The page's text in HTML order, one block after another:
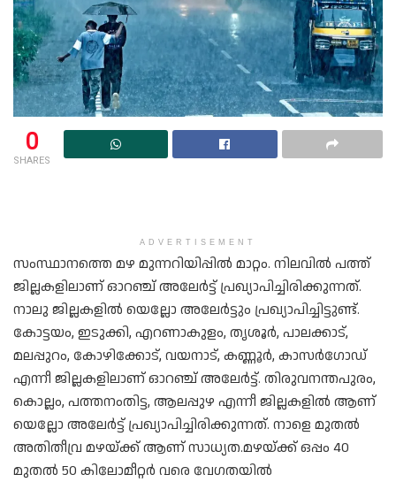
0
SHARES
ADVERTISEMENT
സംസ്ഥാനത്തെ മഴ മുന്നറിയിപ്പിൽ മാറ്റം. നിലവിൽ പത്ത്
ജില്ലകളിലാണ് ഓറഞ്ച് അലേർട്ട് പ്രഖ്യാപിച്ചിരിക്കുന്നത്.
നാലു ജില്ലകളിൽ യെല്ലോ അലേർട്ടും പ്രഖ്യാപിച്ചിട്ടുണ്ട്.
കോട്ടയം, ഇടുക്കി, എറണാകുളം, തൃശൂർ, പാലക്കാട്,
മലപ്പുറം, കോഴിക്കോട്, വയനാട്, കണ്ണൂർ, കാസർ​ഗോഡ്
എന്നീ ജില്ലകളിലാണ് ഓറഞ്ച് അലേർട്ട്. തിരുവനന്തപുരം,
കൊല്ലം, പത്തനംതിട്ട, ആലപ്പുഴ എന്നീ ജില്ലകളിൽ ആണ്
യെല്ലോ അലേർട്ട് പ്രഖ്യാപിച്ചിരിക്കുന്നത്. നാളെ മുതൽ
അതിതീവ്ര മഴയ്ക്ക് ആണ് സാധ്യത.മഴയ്ക്ക് ഒപ്പം 40
മുതൽ 50 കിലോമീറ്റർ വരെ വേഗതയിൽ